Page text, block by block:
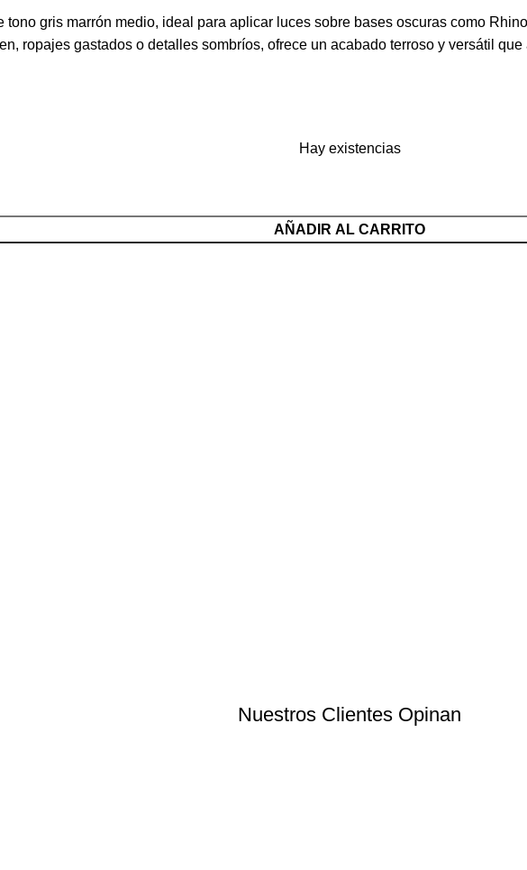
tono gris marrón medio, ideal para aplicar luces sobre bases oscuras como
ropajes gastados o detalles sombríos, ofrece un acabado terroso y versátil
Hay existencias
AÑADIR AL CARRITO
Nuestros Clientes Opinan